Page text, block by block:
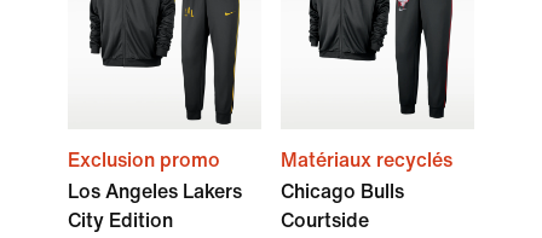
Exclusion promo
Los Angeles Lakers
City Edition
Matériaux recyclés
Chicago Bulls
Courtside